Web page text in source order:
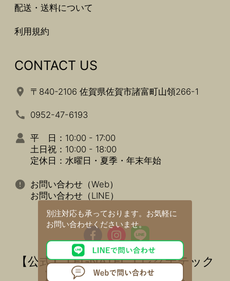
別注対応も承っております。 お気軽に
お問い合わせくださいませ。
配送・送料について
利用規約
CONTACT US
〒840-2106 佐賀県佐賀市諸富町山領266-1
0952-47-6193
平 日：10:00 - 17:00
土日祝：10:00 - 18:00
定休日：水曜日・夏季・年末年始
お問い合わせ（Web）
お問い合わせ（LINE）
【公式】 LEGNATEC ( レグナテック
) 家具・インテリアの通販